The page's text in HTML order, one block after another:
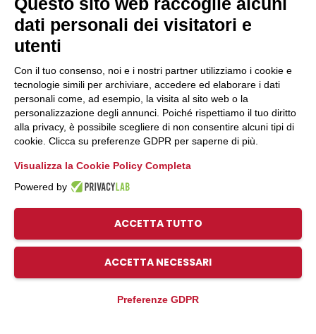
Convenzioni
Link Rapidi
Uffici
Servizio Civile
Fare cooperativa
Pico Umbria
© 2026, Legacoop Umbria, CF 80009970544
dati personali dei visitatori e
utenti
Con il tuo consenso, noi e i nostri partner utilizziamo i cookie e
tecnologie simili per archiviare, accedere ed elaborare i dati
personali come, ad esempio, la visita al sito web o la
personalizzazione degli annunci. Poiché rispettiamo il tuo diritto
alla privacy, è possibile scegliere di non consentire alcuni tipi di
cookie. Clicca su preferenze GDPR per saperne di più.
Visualizza la Cookie Policy Completa
Powered by
ACCETTA TUTTO
ACCETTA NECESSARI
Preferenze GDPR